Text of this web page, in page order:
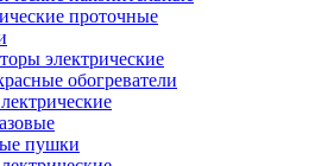
проточные
электрические
обогреватели
пушки